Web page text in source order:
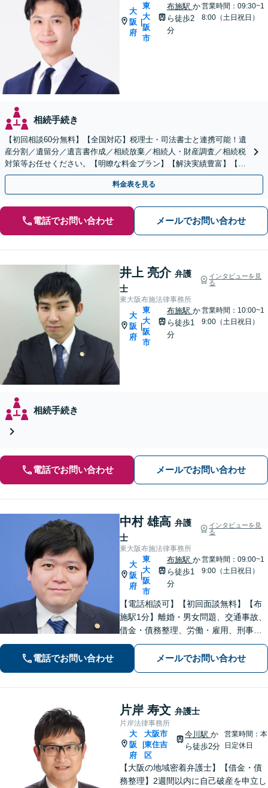
大
阪
府
東
大
阪
市
布施駅 か
ら徒歩2
分
営業時間：09:30~1
8:00（土日祝日）
相続手続き
【初回相談60分無料】【全国対応】税理士・司法書士と連携可能！遺
産分割／遺留分／遺言書作成／相続放棄／相続人・財産調査／相続税
対策等お任せください。【明瞭な料金プラン】【解決実績豊富】【電
話相談可】
料金表を見る
電話でお問い合わせ メールでお問い合わせ
井上 亮介 弁護
士
インタビューを見
る
東大阪布施法律事務所
大
阪
府
東
大
阪
市
布施駅 か
ら徒歩1
分
営業時間：10:00~1
9:00（土日祝日）
相続手続き
電話でお問い合わせ メールでお問い合わせ
中村 雄高 弁護
士
インタビューを見
る
東大阪布施法律事務所
大
阪
府
東
大
阪
市
布施駅 か
ら徒歩1
分
営業時間：09:00~1
9:00（土日祝日）
【電話相談可】【初回面談無料】【布
施駅1分】離婚・男女問題、交通事故、
借金・債務整理、労働・雇用、刑事事
件 など【相談しやすいリーズナブルな
料金体系】【着手金0円】で対応する分
野も！依頼者さまと「共闘」し、最後
電話でお問い合わせ メールでお問い合わせ
片岸 寿文 弁護士
片岸法律事務所
大
阪
府
|
大阪市
東住吉
区
今川駅 か
ら徒歩2分
営業時間：本
日定休日
【大阪の地域密着弁護士】【借金・債
務整理】2週間以内に自己破産を申立し